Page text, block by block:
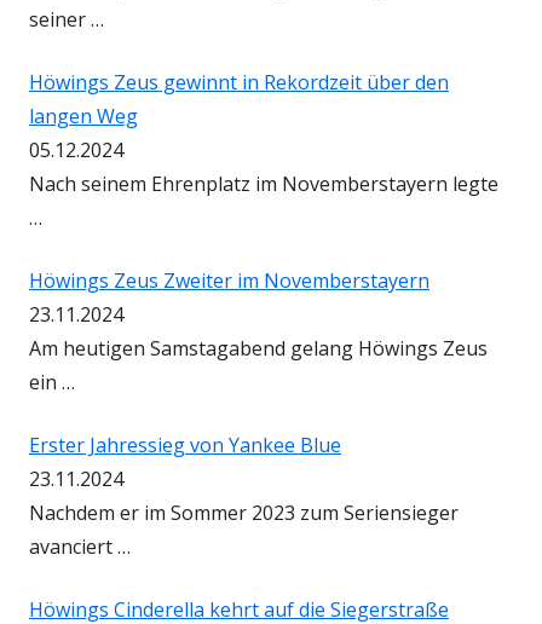
seiner …
Höwings Zeus gewinnt in Rekordzeit über den
langen Weg
05.12.2024
Nach seinem Ehrenplatz im Novemberstayern legte
…
Höwings Zeus Zweiter im Novemberstayern
23.11.2024
Am heutigen Samstagabend gelang Höwings Zeus
ein …
Erster Jahressieg von Yankee Blue
23.11.2024
Nachdem er im Sommer 2023 zum Seriensieger
avanciert …
Höwings Cinderella kehrt auf die Siegerstraße